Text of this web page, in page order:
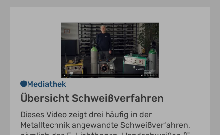
Mediathek
Übersicht Schweißverfahren
Dieses Video zeigt drei häufig in der
Metalltechnik angewandte Schweißverfahren,